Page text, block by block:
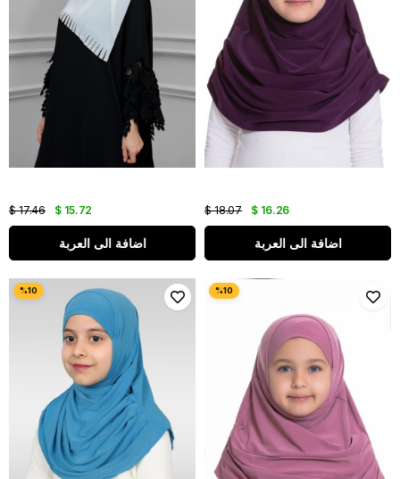
$ 15.72
$ 17.46
اضافة الى العربة
$ 16.26
$ 18.07
اضافة الى العربة